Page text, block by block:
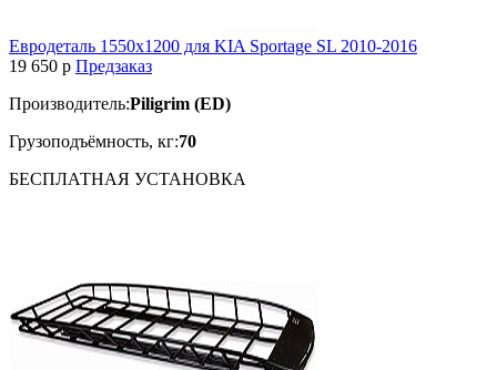
Евродеталь 1550х1200 для KIA Sportage SL 2010-2016
19 650 p Предзаказ
Производитель:Piligrim (ED)
Грузоподъёмность, кг:70
БЕСПЛАТНАЯ УСТАНОВКА